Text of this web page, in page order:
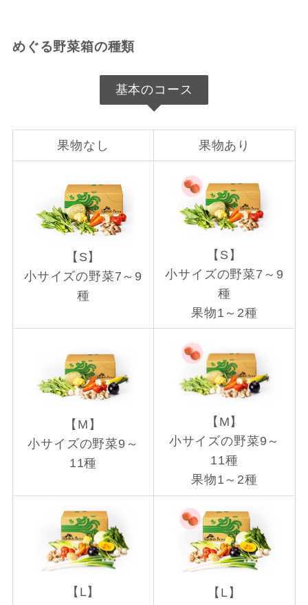
めぐる野菜箱の種類
基本のコース
果物なし 果物あり
【S】
小サイズの野菜7～9
種
【S】
小サイズの野菜7～9
種
果物1～2種
【M】
小サイズの野菜9～
11種
【M】
小サイズの野菜9～
11種
果物1～2種
【L】
【L】